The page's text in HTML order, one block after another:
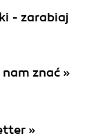
- zarabiaj
znać »
»